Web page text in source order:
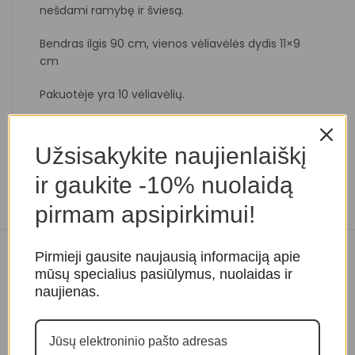
nešdami ramybę ir šviesą.
Bendras ilgis 90 cm, vienos vėliavėlės dydis 11×9
cm
Pakuotėje yra 10 vėliavėlių.
gališiek tiek skirtis nuo matomų nuotraukoje.
Panašios prekės
Užsisakykite naujienlaiškį
ir gaukite -10% nuolaidą
pirmam apsipirkimui!
Pirmieji gausite naujausią informaciją apie
mūsų specialius pasiūlymus, nuolaidas ir
naujienas.